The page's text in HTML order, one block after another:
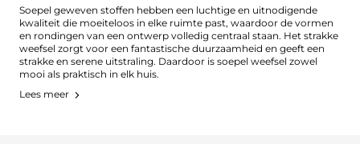
Soepel geweven stoffen hebben een luchtige en uitnodigende
kwaliteit die moeiteloos in elke ruimte past, waardoor de vormen
en rondingen van een ontwerp volledig centraal staan. Het strakke
weefsel zorgt voor een fantastische duurzaamheid en geeft een
strakke en serene uitstraling. Daardoor is soepel weefsel zowel
mooi als praktisch in elk huis.
Lees meer